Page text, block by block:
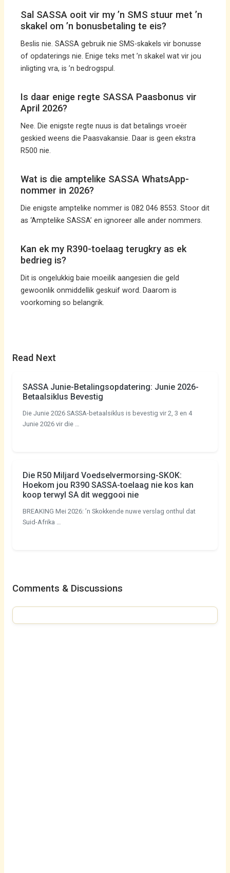
Sal SASSA ooit vir my ’n SMS stuur met ’n
skakel om ’n bonusbetaling te eis?
Beslis nie. SASSA gebruik nie SMS-skakels vir bonusse
of opdaterings nie. Enige teks met ’n skakel wat vir jou
inligting vra, is ’n bedrogspul.
Is daar enige regte SASSA Paasbonus vir
April 2026?
Nee. Die enigste regte nuus is dat betalings vroeër
geskied weens die Paasvakansie. Daar is geen ekstra
R500 nie.
Wat is die amptelike SASSA WhatsApp-
nommer in 2026?
Die enigste amptelike nommer is 082 046 8553. Stoor dit
as ‘Amptelike SASSA’ en ignoreer alle ander nommers.
Kan ek my R390-toelaag terugkry as ek
bedrieg is?
Dit is ongelukkig baie moeilik aangesien die geld
gewoonlik onmiddellik geskuif word. Daarom is
voorkoming so belangrik.
Read Next
SASSA Junie-Betalingsopdatering: Junie 2026-
Betaalsiklus Bevestig
Die Junie 2026 SASSA-betaalsiklus is bevestig vir 2, 3 en 4
Junie 2026 vir die …
Die R50 Miljard Voedselvermorsing-SKOK:
Hoekom jou R390 SASSA-toelaag nie kos kan
koop terwyl SA dit weggooi nie
BREAKING Mei 2026: ’n Skokkende nuwe verslag onthul dat
Suid-Afrika …
Comments & Discussions